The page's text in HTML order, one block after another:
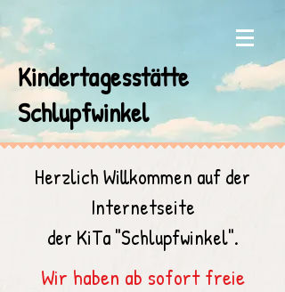
Kindertagesstätte
Schlupfwinkel
Herzlich Willkommen auf der
Internetseite
der KiTa "Schlupfwinkel".
Wir haben ab sofort freie